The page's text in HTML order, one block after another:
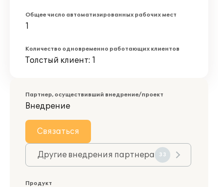
Общее число автоматизированных рабочих мест
1
Количество одновременно работающих клиентов
Толстый клиент: 1
Партнер, осуществивший внедрение/проект
Внедрение
Связаться
Другие внедрения партнера 33
Продукт